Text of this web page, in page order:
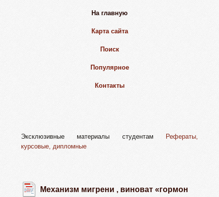
На главную
Карта сайта
Поиск
Популярное
Контакты
Эксклюзивные материалы студентам
Рефераты,
курсовые, дипломные
Механизм мигрени , виноват «гормон